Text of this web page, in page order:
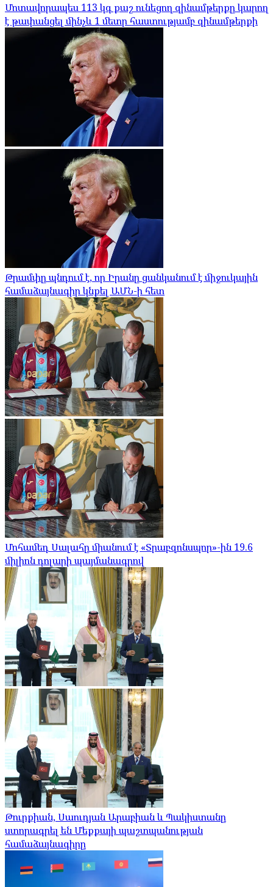
Մոտավորապես 113 կգ քաշ ունեցող զինամթերքը կարող
է թափանցել մինչև 1 մետր հաստությամբ զինամթերքի
Թրամփը պնդում է, որ Իրանը ցանկանում է միջուկային
համաձայնագիր կնքել ԱՄՆ-ի հետ
Մոհամեդ Սալահը միանում է «Տրաբզոնսպոր»-ին 19.6
միլիոն դոլարի պայմանագրով
Թուրքիան, Սաուդյան Արաբիան և Պակիստանը
ստորագրել են Մեքքայի պաշտպանության
համաձայնագիրը